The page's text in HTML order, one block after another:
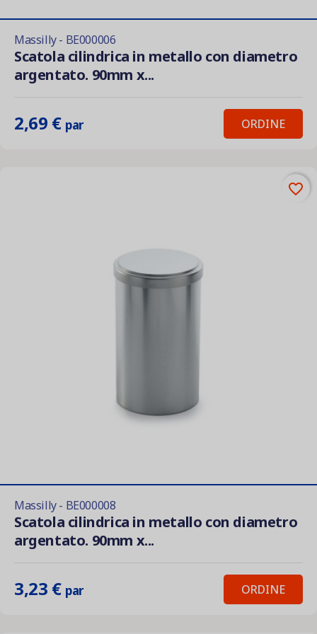
Massilly - BE000006
Scatola cilindrica in metallo con diametro
argentato. 90mm x...
2,69 € par ORDINE
Massilly - BE000008
Scatola cilindrica in metallo con diametro
argentato. 90mm x...
3,23 € par ORDINE
favorite_border